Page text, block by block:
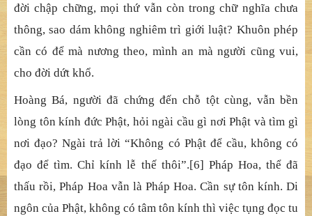
nhập. Cho nên, kinh luận vài ngàn, giới luật mấy trăm,
bởi tùy duyên mà đặt, cũng tùy duyên mà giữ, đâu thể
loạn xà ngầu. Không phải “vô phân biệt” là sao cũng
được, rồi rượu chè túy lúy, thuốc hút ngợp trời, tham dục
không từ. Thiền sư, rượu có hủ chìm thì cuối đời vẫn kiết
già phu tọa mà đi. Bởi uống không phải là tập. Rượu cùng
nước bình đẳng. Cuối đời tự tại đương nhiên. Mình một
đời chập chững, mọi thứ vẫn còn trong chữ nghĩa chưa
thông, sao dám không nghiêm trì giới luật? Khuôn phép
cần có để mà nương theo, mình an mà người cũng vui,